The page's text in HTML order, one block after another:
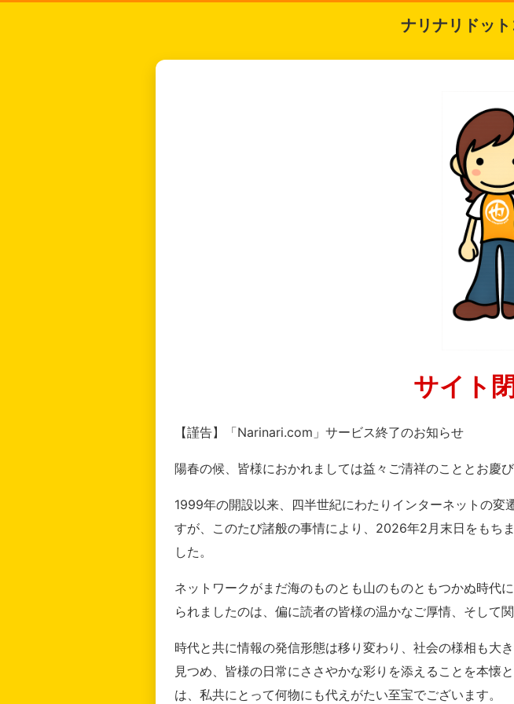
ナリナリドッ
サイト
【謹告】「Narinari.com」サービス終了のお知らせ
陽春の候、皆様におかれましては益々ご清祥のこととお慶び
1999年の開設以来、四半世紀にわたりインターネットの
すが、このたび諸般の事情により、2026年2月末日をもち
した。
ネットワークがまだ海のものとも山のものともつかぬ時代
られましたのは、偏に読者の皆様の温かなご厚情、そして
時代と共に情報の発信形態は移り変わり、社会の様相も大
見つめ、皆様の日常にささやかな彩りを添えることを本懐
は、私共にとって何物にも代えがたい至宝でございます。